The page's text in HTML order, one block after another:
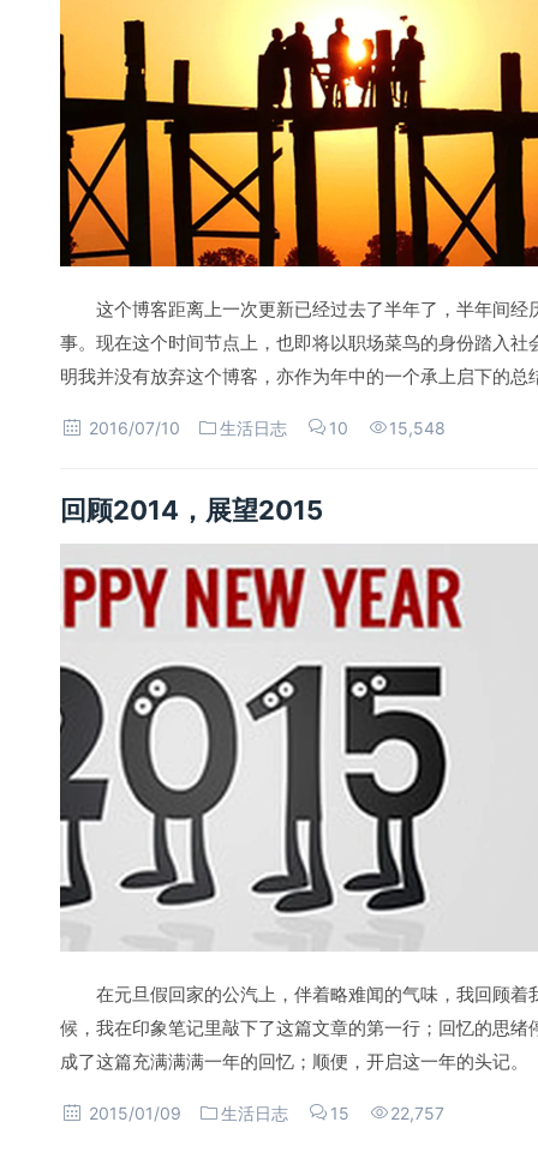
这个博客距离上一次更新已经过去了半年了，半年间
事。现在这个时间节点上，也即将以职场菜鸟的身份踏入
明我并没有放弃这个博客，亦作为年中的一个承上启下的总
2016/07/10 生活日志 10 15,548
回顾2014，展望2015
在元旦假回家的公汽上，伴着略难闻的气味，我回顾
候，我在印象笔记里敲下了这篇文章的第一行；回忆的思
成了这篇充满满满一年的回忆；顺便，开启这一年的头记。
2015/01/09 生活日志 15 22,757